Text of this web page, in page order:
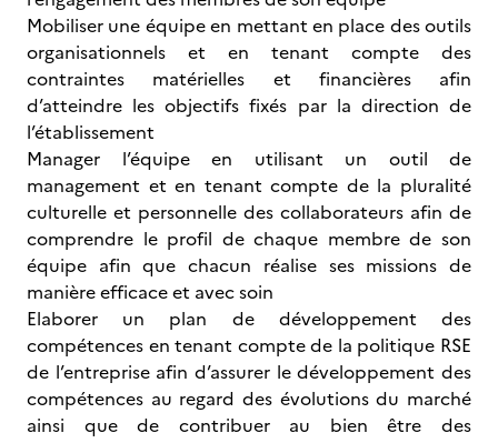
Mobiliser une équipe en mettant en place des outils
organisationnels et en tenant compte des
contraintes matérielles et financières afin
d’atteindre les objectifs fixés par la direction de
l’établissement
Manager l’équipe en utilisant un outil de
management et en tenant compte de la pluralité
culturelle et personnelle des collaborateurs afin de
comprendre le profil de chaque membre de son
équipe afin que chacun réalise ses missions de
manière efficace et avec soin
Elaborer un plan de développement des
compétences en tenant compte de la politique RSE
de l’entreprise afin d’assurer le développement des
compétences au regard des évolutions du marché
ainsi que de contribuer au bien être des